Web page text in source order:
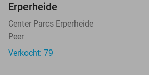
Erperheide
Center Parcs Erperheide
Peer
Verkocht: 79